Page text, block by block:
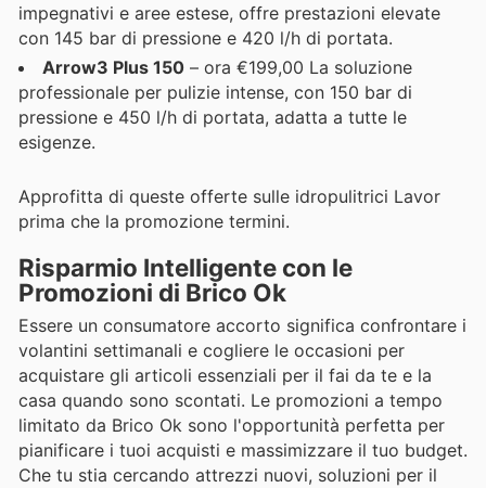
impegnativi e aree estese, offre prestazioni elevate
con 145 bar di pressione e 420 l/h di portata.
Arrow3 Plus 150 – ora €199,00 La soluzione
professionale per pulizie intense, con 150 bar di
pressione e 450 l/h di portata, adatta a tutte le
esigenze.
Approfitta di queste offerte sulle idropulitrici Lavor
prima che la promozione termini.
Risparmio Intelligente con le
Promozioni di Brico Ok
Essere un consumatore accorto significa confrontare i
volantini settimanali e cogliere le occasioni per
acquistare gli articoli essenziali per il fai da te e la
casa quando sono scontati. Le promozioni a tempo
limitato da Brico Ok sono l'opportunità perfetta per
pianificare i tuoi acquisti e massimizzare il tuo budget.
Che tu stia cercando attrezzi nuovi, soluzioni per il